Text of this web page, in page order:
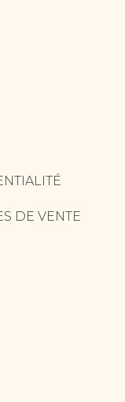
DE VENTE